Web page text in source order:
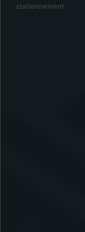
stationnement